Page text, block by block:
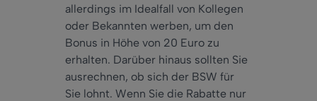
allerdings im Idealfall von Kollegen
oder Bekannten werben, um den
Bonus in Höhe von 20 Euro zu
erhalten. Darüber hinaus sollten Sie
ausrechnen, ob sich der BSW für
Sie lohnt. Wenn Sie die Rabatte nur